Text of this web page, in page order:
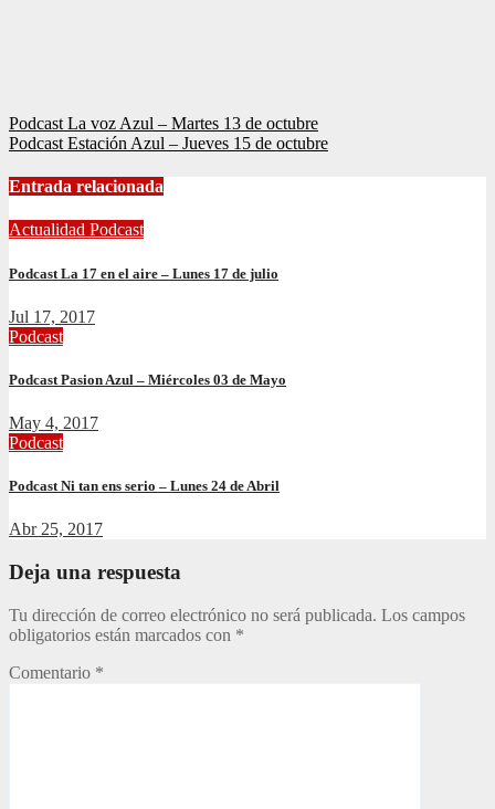
Navegación
de
entradas
Podcast La voz Azul – Martes 13 de octubre
Podcast Estación Azul – Jueves 15 de octubre
Entrada relacionada
Actualidad Podcast
Podcast La 17 en el aire – Lunes 17 de julio
Jul 17, 2017
Podcast
Podcast Pasion Azul – Miércoles 03 de Mayo
May 4, 2017
Podcast
Podcast Ni tan ens serio – Lunes 24 de Abril
Abr 25, 2017
Deja una respuesta
Tu dirección de correo electrónico no será publicada. Los campos
obligatorios están marcados con *
Comentario *